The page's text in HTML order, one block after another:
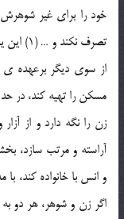
خود را براي غير شوهرش
تصرف نکند و … (1) اين يک طرف قضيه است.
از سوي ديگر برعهده
مسکن را تهيه کند، در
زن را نگه دارد و از
آراسته و مرتب سازد،
و انس با خانواده کند،
اگر زن و شوهر، هر دو